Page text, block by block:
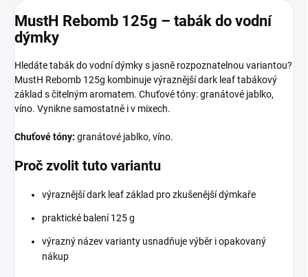
MustH Rebomb 125g – tabák do vodní
dýmky
Hledáte tabák do vodní dýmky s jasně rozpoznatelnou variantou?
MustH Rebomb 125g kombinuje výraznější dark leaf tabákový
základ s čitelným aromatem. Chuťové tóny: granátové jablko,
víno. Vynikne samostatně i v mixech.
Chuťové tóny: granátové jablko, víno.
Proč zvolit tuto variantu
výraznější dark leaf základ pro zkušenější dýmkaře
praktické balení 125 g
výrazný název varianty usnadňuje výběr i opakovaný
nákup